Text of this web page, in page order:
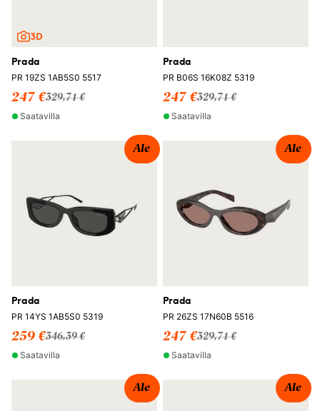
Prada
PR 19ZS 1AB5S0 5517
247 €329,71 €
Saatavilla
Prada
PR B06S 16K08Z 5319
247 €329,71 €
Saatavilla
Ale
Prada
PR 14YS 1AB5S0 5319
259 €346,39 €
Saatavilla
Ale
Prada
PR 26ZS 17N60B 5516
247 €329,71 €
Saatavilla
Ale Ale